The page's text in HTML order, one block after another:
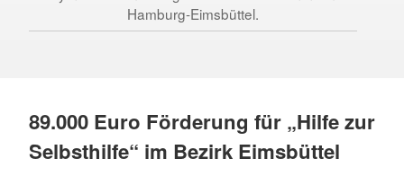
Hamburg-Eimsbüttel.
89.000 Euro Förderung für „Hilfe zur
Selbsthilfe“ im Bezirk Eimsbüttel